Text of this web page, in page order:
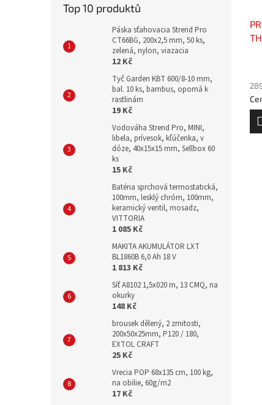
Top 10 produktů
Páska sťahovacia Strend Pro
CT66BG, 200x2,5 mm, 50 ks,
zelená, nylon, viazacia
12 Kč
Tyč Garden KBT 600/8-10 mm,
bal. 10 ks, bambus, oporná k
rastlinám
19 Kč
Vodováha Strend Pro, MINI,
libela, prívesok, kľúčenka, v
dóze, 40x15x15 mm, Sellbox 60
ks
15 Kč
Batéria sprchová termostatická,
100mm, lesklý chróm, 100mm,
keramický ventil, mosadz,
VITTORIA
1 085 Kč
MAKITA AKUMULÁTOR LXT
BL1860B 6,0 Ah 18 V
1 813 Kč
Síť A8102 1,5x020 m, 13 CMQ, na
okurky
148 Kč
brousek dělený, 2 zrnitosti,
200x50x25mm, P120 / 180,
EXTOL CRAFT
25 Kč
Vrecia POP 68x135 cm, 100 kg,
na obilie, 60g/m2
17 Kč